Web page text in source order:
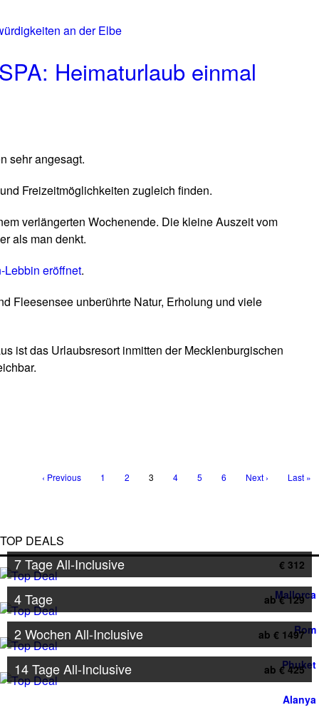
Heimaturlaub einmal
sehr angesagt.
Freizeitmöglichkeiten zugleich finden.
verlängerten Wochenende. Die kleine Auszeit vom
als man denkt.
eröffnet.
Fleesensee unberührte Natur, Erholung und viele
ist das Urlaubsresort inmitten der Mecklenburgischen
‹ Previous 1 2 3 4 5 6 Next › Last »
TOP DEALS
Mallorca
7 Tage All-Inclusive € 312
Rom
4 Tage ab € 129
Phuket
2 Wochen All-Inclusive ab € 1497
Alanya
14 Tage All-Inclusive ab € 425